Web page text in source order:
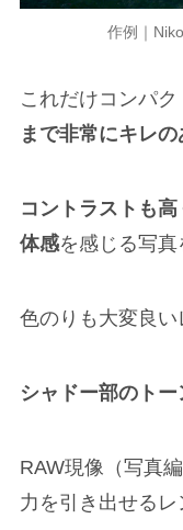
作例｜
これだけコンパ
まで非常にキレ
コントラストも高
体感を感じる写真
色のりも大変良い
シャドー部のト
RAW現像（写真
力を引き出せるレ